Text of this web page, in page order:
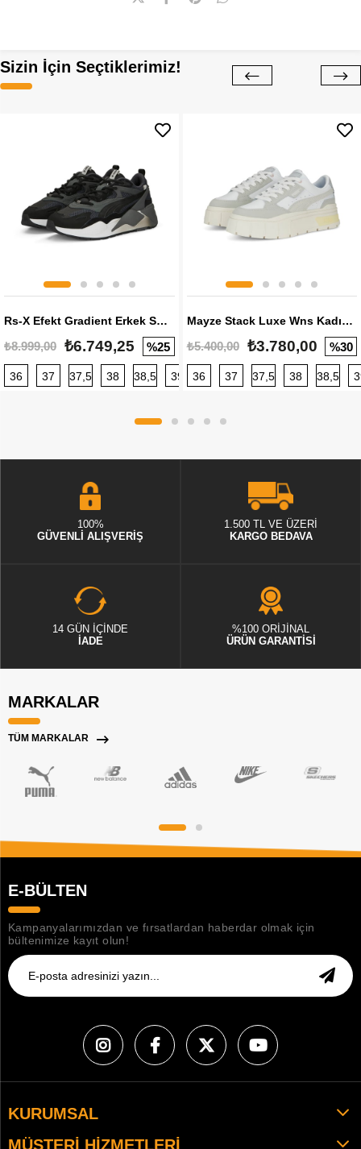
Sizin İçin Seçtiklerimiz!
Rs-X Efekt Gradient Erkek Sneaker
₺8.999,00 ₺6.749,25 %25
36 37 37,5 38 38,5 39 40 40,5 41 42 42,5
Mayze Stack Luxe Wns Kadın Sneaker
₺5.400,00 ₺3.780,00 %30
36 37 37,5 38 38,5
100%
GÜVENLİ ALIŞVERİŞ
1.500 TL VE ÜZERİ
KARGO BEDAVA
14 GÜN İÇİNDE
İADE
%100 ORİJİNAL
ÜRÜN GARANTİSİ
MARKALAR
TÜM MARKALAR
E-BÜLTEN
Kampanyalarımızdan ve fırsatlardan haberdar olmak için
bültenimize kayıt olun!
KURUMSAL
MÜŞTERI HIZMETLERI